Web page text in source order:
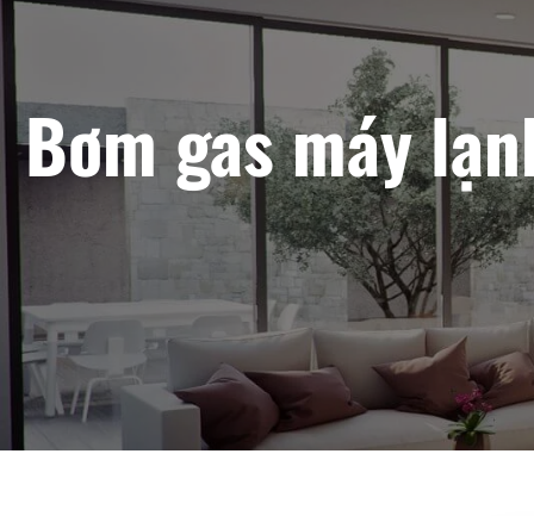
Bơm gas máy